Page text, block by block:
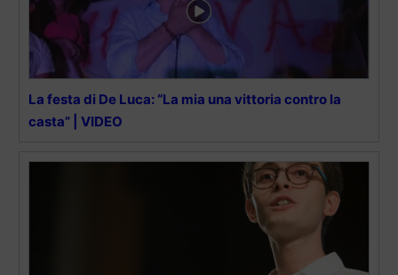
La festa di De Luca: “La mia una vittoria contro la
casta” | VIDEO